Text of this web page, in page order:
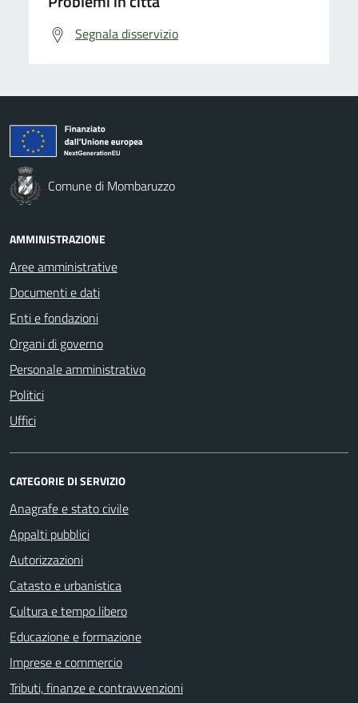
Segnala disservizio
Comune di Mombaruzzo
AMMINISTRAZIONE
Aree amministrative
Documenti e dati
Enti e fondazioni
Organi di governo
Personale amministrativo
Politici
Uffici
CATEGORIE DI SERVIZIO
Anagrafe e stato civile
Appalti pubblici
Autorizzazioni
Catasto e urbanistica
Cultura e tempo libero
Educazione e formazione
Imprese e commercio
Tributi, finanze e contravvenzioni